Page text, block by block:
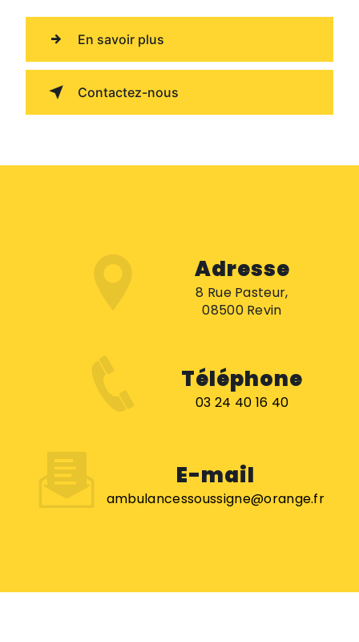
En savoir plus
Contactez-nous
Adresse
8 Rue Pasteur,
08500 Revin
Téléphone
03 24 40 16 40
E-mail
ambulancessoussigne@orange.fr